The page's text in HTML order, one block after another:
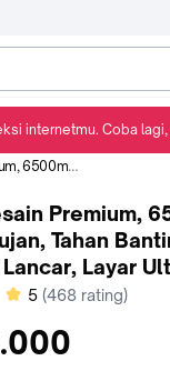
Lancar, Layar Ultra Tenang 1200nits
Premium,
Tahan
Layar
bintang
5 (468 rating)
internetmu. Coba lagi,